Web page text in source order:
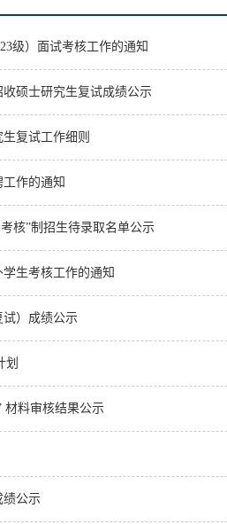
级）面试考核工作的通知
硕士研究生复试成绩公示
复试工作细则
作的通知
核”制招生待录取名单公示
生考核工作的通知
试）成绩公示
划
材料审核结果公示
绩公示